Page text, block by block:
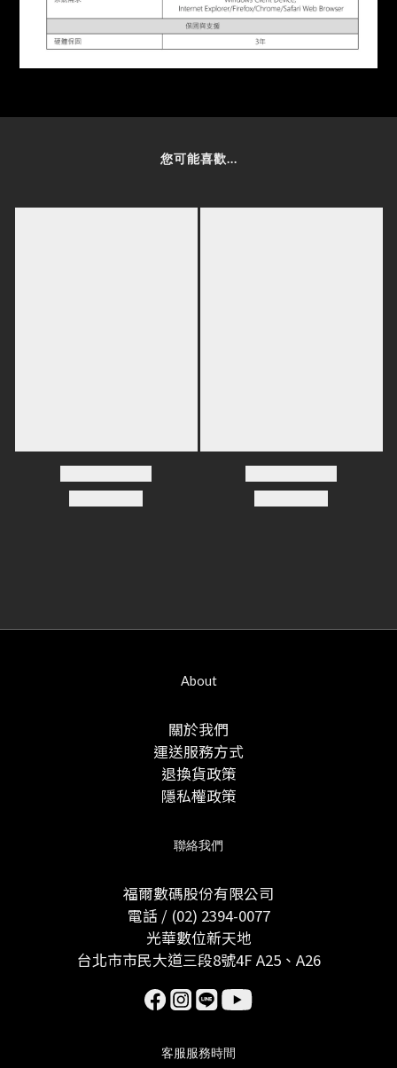
您可能喜歡...
About
關於我們
運送服務方式
退換貨政策
隱私權政策
聯絡我們
福爾數碼股份有限公司
電話 / (02) 2394-0077
光華數位新天地
台北市市民大道三段8號4F A25、A26
客服服務時間